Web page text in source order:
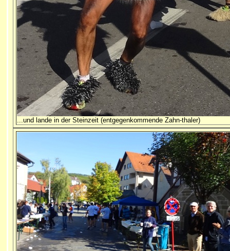
...und lande in der Steinzeit (entgegenkommende Zahn-thaler)